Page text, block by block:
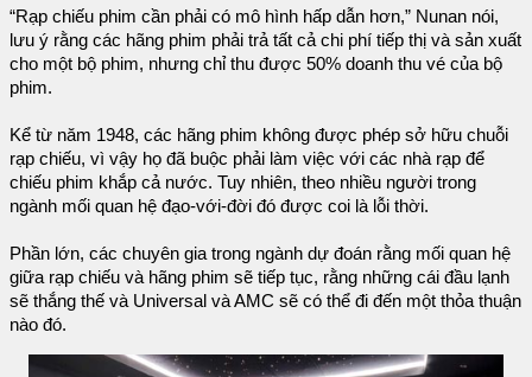
“Rạp chiếu phim cần phải có mô hình hấp dẫn hơn,” Nunan nói,
lưu ý rằng các hãng phim phải trả tất cả chi phí tiếp thị và sản xuất
cho một bộ phim, nhưng chỉ thu được 50% doanh thu vé của bộ
phim.
Kể từ năm 1948, các hãng phim không được phép sở hữu chuỗi
rạp chiếu, vì vậy họ đã buộc phải làm việc với các nhà rạp để
chiếu phim khắp cả nước. Tuy nhiên, theo nhiều người trong
ngành mối quan hệ đạo-với-đời đó được coi là lỗi thời.
Phần lớn, các chuyên gia trong ngành dự đoán rằng mối quan hệ
giữa rạp chiếu và hãng phim sẽ tiếp tục, rằng những cái đầu lạnh
sẽ thắng thế và Universal và AMC sẽ có thể đi đến một thỏa thuận
nào đó.